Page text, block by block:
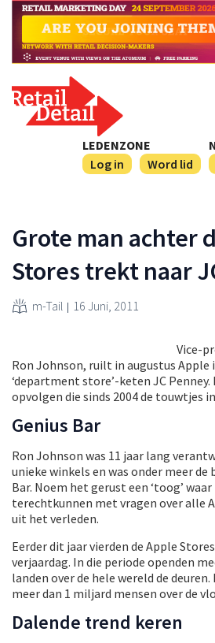
LEDENZONE
Log in
Word lid
Grote man achter
Stores trekt naar
m-Tail 16 Juni, 2011
Vice-
Ron Johnson, ruilt in augustus Apple
‘department store’-keten JC
opvolgen die sinds 2004 de touwtjes
Genius Bar
Ron Johnson was 11 jaar lang
unieke winkels en was onder meer de
Bar. Noem het gerust een ‘toog’
terechtkunnen met vragen over alle
uit het verleden.
Eerder dit jaar vierden de Apple
verjaardag. In die periode openden
landen over de hele wereld de
meer dan 1 miljard mensen over de
Dalende trend keren